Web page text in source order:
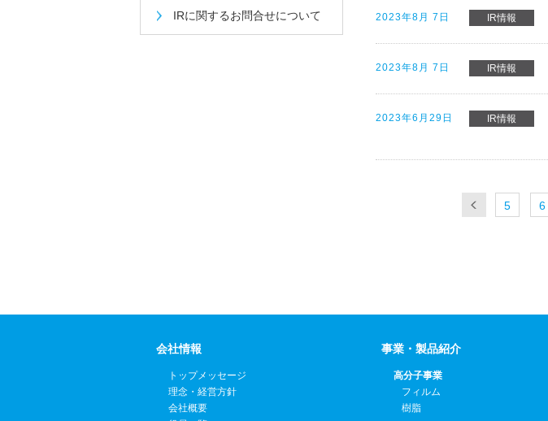
2023年8月 7日 IR情報
2023年8月 7日 IR情報
2023年6月29日 IR情報
5 6
IRに関するお問合せについて
会社情報
トップメッセージ
理念・経営方針
会社概要
事業・製品紹介
高分子事業
フィルム
樹脂